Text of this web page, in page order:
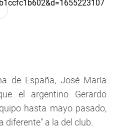
de España, José María
el argentino Gerardo
hasta mayo pasado,
diferente" a la del club.